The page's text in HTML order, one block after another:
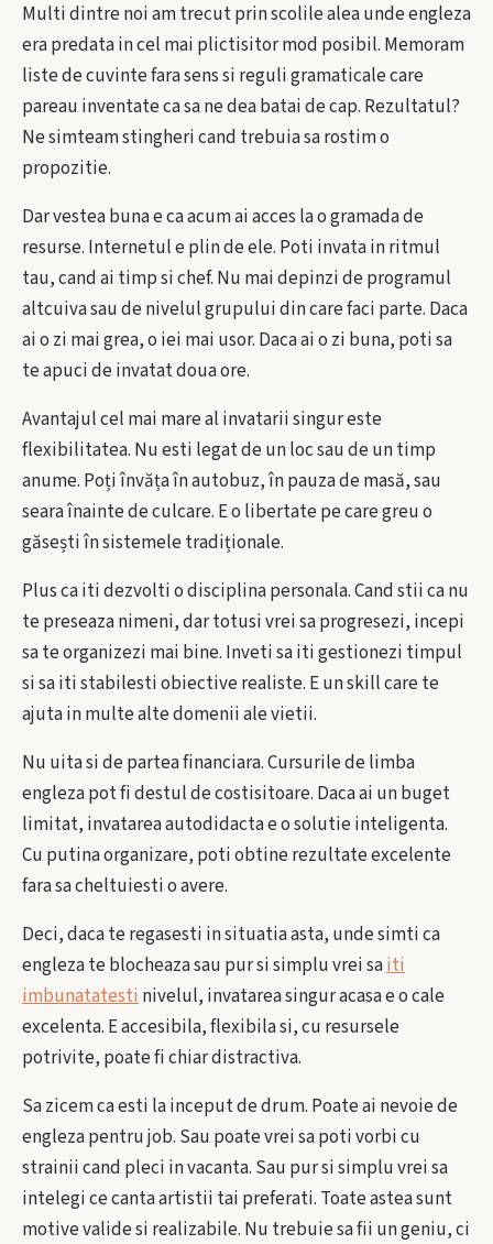
Multi dintre noi am trecut prin scolile alea unde engleza
era predata in cel mai plictisitor mod posibil. Memoram
liste de cuvinte fara sens si reguli gramaticale care
pareau inventate ca sa ne dea batai de cap. Rezultatul?
Ne simteam stingheri cand trebuia sa rostim o
propozitie.
Dar vestea buna e ca acum ai acces la o gramada de
resurse. Internetul e plin de ele. Poti invata in ritmul
tau, cand ai timp si chef. Nu mai depinzi de programul
altcuiva sau de nivelul grupului din care faci parte. Daca
ai o zi mai grea, o iei mai usor. Daca ai o zi buna, poti sa
te apuci de invatat doua ore.
Avantajul cel mai mare al invatarii singur este
flexibilitatea. Nu esti legat de un loc sau de un timp
anume. Poți învăța în autobuz, în pauza de masă, sau
seara înainte de culcare. E o libertate pe care greu o
găsești în sistemele tradiționale.
Plus ca iti dezvolti o disciplina personala. Cand stii ca nu
te preseaza nimeni, dar totusi vrei sa progresezi, incepi
sa te organizezi mai bine. Inveti sa iti gestionezi timpul
si sa iti stabilesti obiective realiste. E un skill care te
ajuta in multe alte domenii ale vietii.
Nu uita si de partea financiara. Cursurile de limba
engleza pot fi destul de costisitoare. Daca ai un buget
limitat, invatarea autodidacta e o solutie inteligenta.
Cu putina organizare, poti obtine rezultate excelente
fara sa cheltuiesti o avere.
Deci, daca te regasesti in situatia asta, unde simti ca
engleza te blocheaza sau pur si simplu vrei saiti
imbunatatestinivelul, invatarea singur acasa e o cale
excelenta. E accesibila, flexibila si, cu resursele
potrivite, poate fi chiar distractiva.
Sa zicem ca esti la inceput de drum. Poate ai nevoie de
engleza pentru job. Sau poate vrei sa poti vorbi cu
strainii cand pleci in vacanta. Sau pur si simplu vrei sa
intelegi ce canta artistii tai preferati. Toate astea sunt
motive valide si realizabile. Nu trebuie sa fii un geniu, ci